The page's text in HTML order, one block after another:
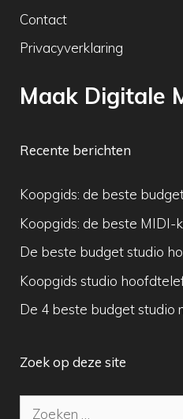
Contact
Privacyverklaring
Maak Digitale
Recente berichten
Koopgids: de beste
Koopgids: de beste MIDI-
De beste budget studio
Koopgids studio
De 4 beste budget studio
Zoek op deze site
Zoek